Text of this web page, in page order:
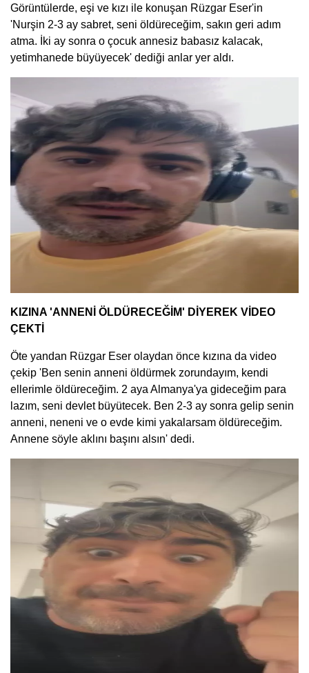
Görüntülerde, eşi ve kızı ile konuşan Rüzgar Eser'in
'Nurşin 2-3 ay sabret, seni öldüreceğim, sakın geri adım
atma. İki ay sonra o çocuk annesiz babasız kalacak,
yetimhanede büyüyecek' dediği anlar yer aldı.
KIZINA 'ANNENİ ÖLDÜRECEĞİM' DİYEREK VİDEO
ÇEKTİ
Öte yandan Rüzgar Eser olaydan önce kızına da video
çekip 'Ben senin anneni öldürmek zorundayım, kendi
ellerimle öldüreceğim. 2 aya Almanya'ya gideceğim para
lazım, seni devlet büyütecek. Ben 2-3 ay sonra gelip senin
anneni, neneni ve o evde kimi yakalarsam öldüreceğim.
Annene söyle aklını başını alsın' dedi.